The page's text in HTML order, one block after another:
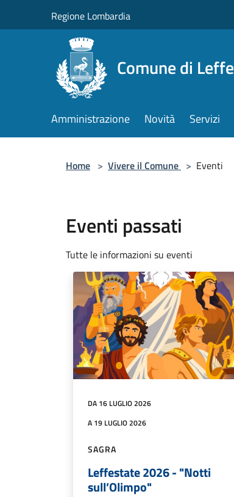
Regione Lombardia
Comune di Leffe
Amministrazione Novità Servizi
Home > Vivere il Comune > Eventi
Eventi passati
Tutte le informazioni su eventi
DA 16 LUGLIO 2026
A 19 LUGLIO 2026
SAGRA
Leffestate 2026 - "Notti
sull’Olimpo"